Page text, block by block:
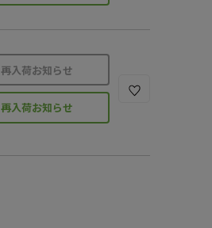
再入荷お知らせ
再入荷お知らせ